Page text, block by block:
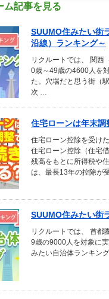
ム記事を見る
SUUMO住みたい街
沿線）ランキング～
リクルートでは、 関西
0歳～49歳の4600人を
た。穴場だと思う街（
次 …
住宅ローンは年末
住宅ローン控除を受け
住宅ローン控除（住宅
残高をもとに所得税や
は、最長13年の控除が
SUUMO住みたい街
リクルートでは、 首都
9歳の9000人を対象に
みたい自治体ランキン